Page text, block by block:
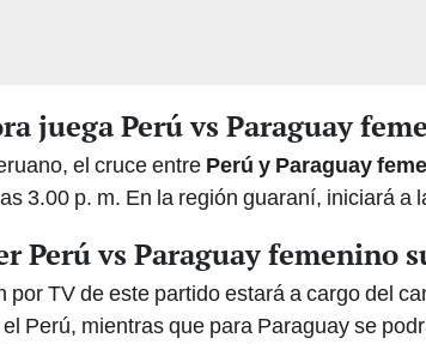
juega Perú vs Paraguay
el cruce entre Perú y Paraguay
3.00 p. m. En la región guaraní, iniciará a
Perú vs Paraguay femenino
por TV de este partido estará a cargo del
Perú, mientras que para Paraguay se